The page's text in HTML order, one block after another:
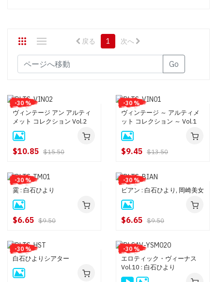
戻る 1 次へ
Go
-30 %
ヴィンテージ アン アルティ
メット コレクション Vol.2
$10.85 $15.50
-30 %
ヴィンテージ ～ アルティメ
ット コレクション ～ Vol.1
$9.45 $13.50
-30 %
霙 : 白石ひより
$6.65 $9.50
-30 %
ビアン : 白石ひより, 岡崎美女
$6.65 $9.50
-30 %
白石ひよりシアター
-30 %
エロティック・ヴィーナス
Vol.10 : 白石ひより